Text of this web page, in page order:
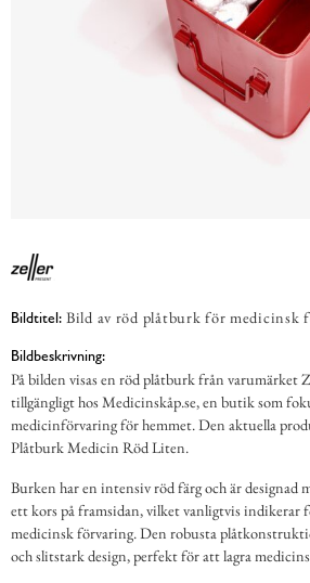
Bildtitel: Bild av röd plåtburk för medicinsk
Bildbeskrivning:
På bilden visas en röd plåtburk från varumärket
tillgängligt hos Medicinskåp.se, en butik som
medicinförvaring för hemmet. Den aktuella
Plåtburk Medicin Röd Liten.
Burken har en intensiv röd färg och är designad
ett kors på framsidan, vilket vanligtvis indikerar
medicinsk förvaring. Den robusta
och slitstark design, perfekt för att lagra